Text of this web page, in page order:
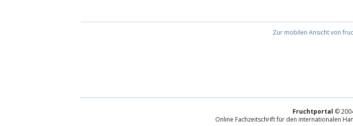
Zur mobilen Ansicht von
Fruchtportal ©
Online Fachzeitschrift für den internationalen